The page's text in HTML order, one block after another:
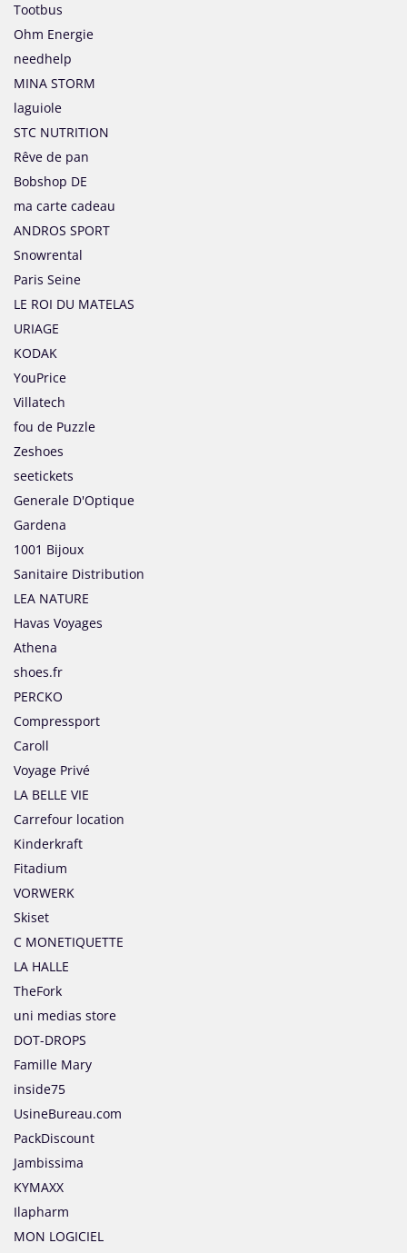
Tootbus
Ohm Energie
needhelp
MINA STORM
laguiole
STC NUTRITION
Rêve de pan
Bobshop DE
ma carte cadeau
ANDROS SPORT
Snowrental
Paris Seine
LE ROI DU MATELAS
URIAGE
KODAK
YouPrice
Villatech
fou de Puzzle
Zeshoes
seetickets
Generale D'Optique
Gardena
1001 Bijoux
Sanitaire Distribution
LEA NATURE
Havas Voyages
Athena
shoes.fr
PERCKO
Compressport
Caroll
Voyage Privé
LA BELLE VIE
Carrefour location
Kinderkraft
Fitadium
VORWERK
Skiset
C MONETIQUETTE
LA HALLE
TheFork
uni medias store
DOT-DROPS
Famille Mary
inside75
UsineBureau.com
PackDiscount
Jambissima
KYMAXX
Ilapharm
MON LOGICIEL